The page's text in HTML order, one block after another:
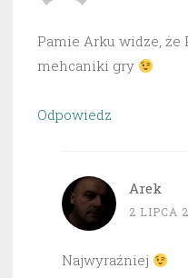
Pamie Arku widze, że
mehcaniki gry
Odpowiedz
Arek
2 LIPCA
Najwyraźniej